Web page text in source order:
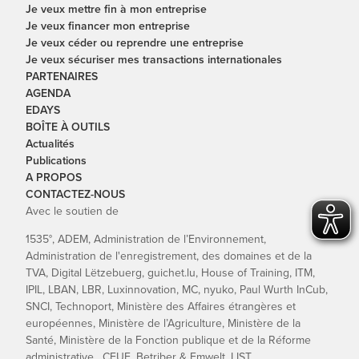
Je veux mettre fin à mon entreprise
Je veux financer mon entreprise
Je veux céder ou reprendre une entreprise
Je veux sécuriser mes transactions internationales
PARTENAIRES
AGENDA
EDAYS
BOÎTE À OUTILS
Actualités
Publications
A PROPOS
CONTACTEZ-NOUS
Avec le soutien de
1535°, ADEM, Administration de l’Environnement,
Administration de l'enregistrement, des domaines et de la
TVA, Digital Lëtzebuerg, guichet.lu, House of Training, ITM,
IPIL, LBAN, LBR, Luxinnovation, MC, nyuko, Paul Wurth InCub,
SNCI, Technoport, Ministère des Affaires étrangères et
européennes, Ministère de l’Agriculture, Ministère de la
Santé, Ministère de la Fonction publique et de la Réforme